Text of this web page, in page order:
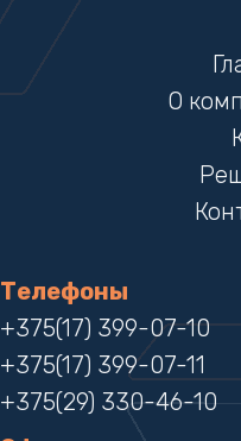
Телефоны
+375(17) 399-07-10
+375(17) 399-07-11
+375(29) 330-46-10
О